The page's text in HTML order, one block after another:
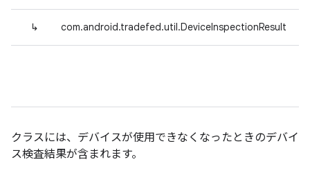
↳ com.android.tradefed.util.DeviceInspectionResult
クラスには、デバイスが使用できなくなったときのデバイ
ス検査結果が含まれます。